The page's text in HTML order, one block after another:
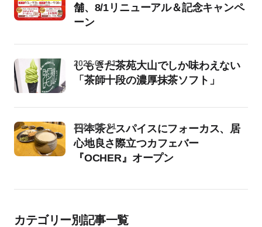
舗、8/1リニューアル＆記念キャンペ
ーン
しもきた茶苑大山でしか味わえない
「茶師十段の濃厚抹茶ソフト」
2026-07-31
日本茶とスパイスにフォーカス、居
心地良さ際立つカフェバー
『OCHER』オープン
2026-07-31
カテゴリー別記事一覧